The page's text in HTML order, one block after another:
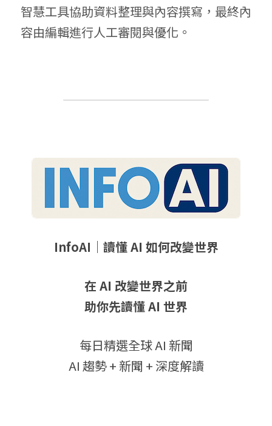
智慧工具協助資料整理與內容撰寫，最終內
容由編輯進行人工審閱與優化。
InfoAI｜讀懂 AI 如何改變世界
在 AI 改變世界之前
助你先讀懂 AI 世界
每日精選全球 AI 新聞
AI 趨勢 + 新聞 + 深度解讀